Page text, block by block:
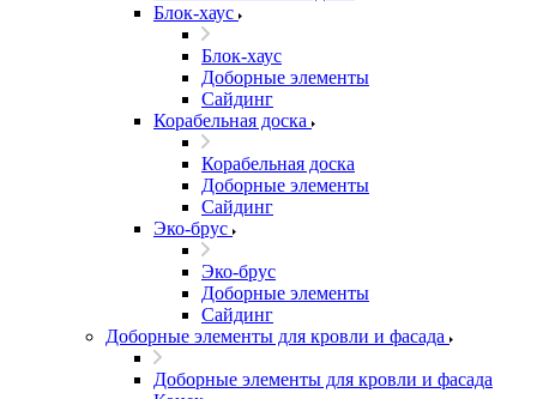
Блок-хаус
Блок-хаус
Доборные элементы
Сайдинг
Корабельная доска
Корабельная доска
Доборные элементы
Сайдинг
Эко-брус
Эко-брус
Доборные элементы
Сайдинг
Доборные элементы для кровли и фасада
Доборные элементы для кровли и фасада